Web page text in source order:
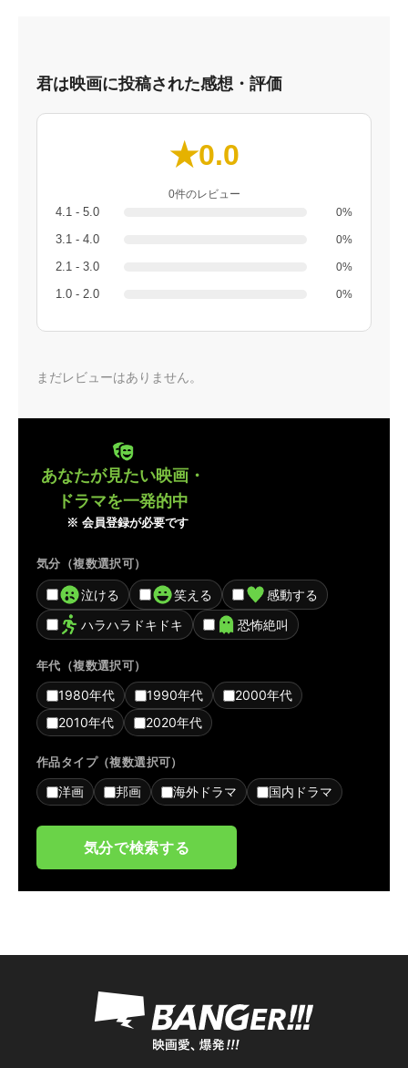
君は映画に投稿された感想・評価
★0.0
0件のレビュー
4.1 - 5.0 0%
3.1 - 4.0 0%
2.1 - 3.0 0%
1.0 - 2.0 0%
まだレビューはありません。
あなたが見たい映画・
ドラマを一発的中
※ 会員登録が必要です
気分（複数選択可）
泣ける 笑える
感動する
ハラハラドキドキ
恐怖絶叫
年代（複数選択可）
1980年代 1990年代
2000年代
2010年代
2020年代
作品タイプ（複数選択可）
洋画 邦画 海外ドラマ 国内ドラマ
気分で検索する